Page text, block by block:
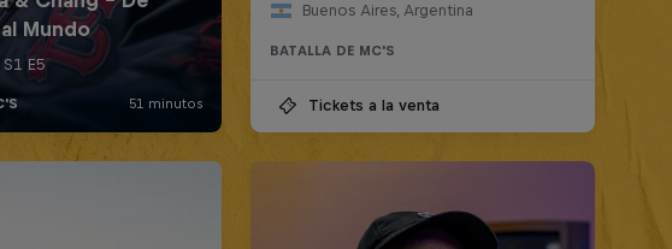
Buenos Aires, Argentina
BATALLA DE MC'S
Tickets a la venta